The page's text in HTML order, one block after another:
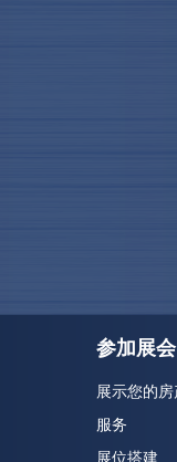
参加展会
展示您的房
服务
展位搭建